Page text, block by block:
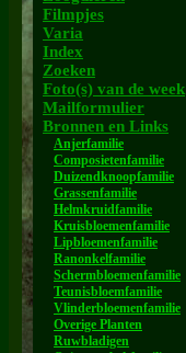
Filmpjes
Varia
Index
Zoeken
Foto(s) van de week
Mailformulier
Bronnen en Links
Anjerfamilie
Composietenfamilie
Duizendknoopfamilie
Grassenfamilie
Helmkruidfamilie
Kruisbloemenfamilie
Lipbloemenfamilie
Ranonkelfamilie
Schermbloemenfamilie
Teunisbloemfamilie
Vlinderbloemenfamilie
Overige Planten
Ruwbladigen